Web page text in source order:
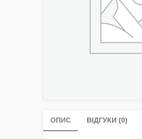
ОПИС ВІДГУКИ (0)